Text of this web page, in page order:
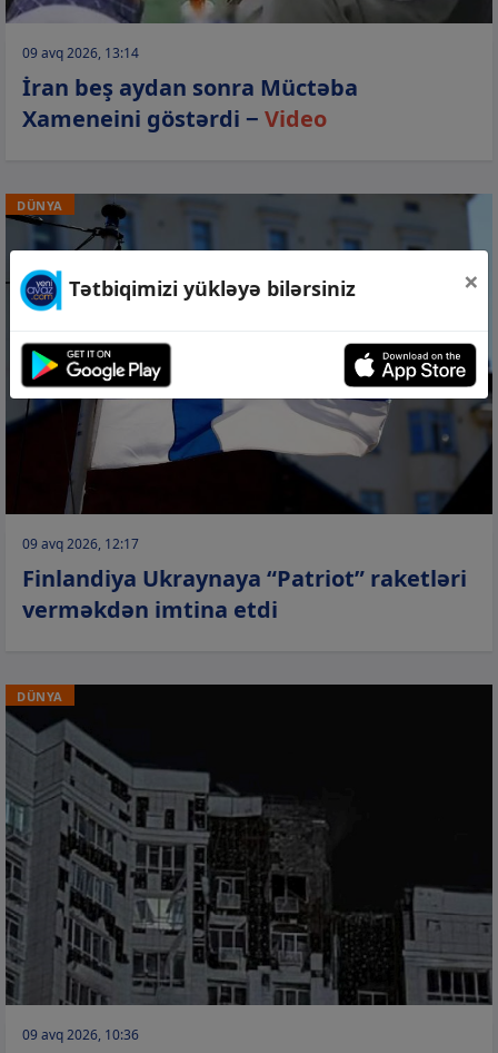
09 avq 2026, 13:14
İran beş aydan sonra Müctəba
Xameneini göstərdi − Video
DÜNYA
09 avq 2026, 12:17
Finlandiya Ukraynaya “Patriot” raketləri
verməkdən imtina etdi
DÜNYA
09 avq 2026, 10:36
Tətbiqimizi yükləyə bilərsiniz ×